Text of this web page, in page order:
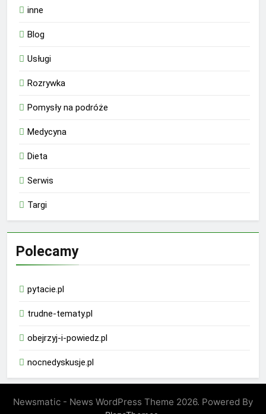
inne
Blog
Usługi
Rozrywka
Pomysły na podróże
Medycyna
Dieta
Serwis
Targi
Polecamy
pytacie.pl
trudne-tematy.pl
obejrzyj-i-powiedz.pl
nocnedyskusje.pl
Newsmatic - News WordPress Theme 2026. Powered By